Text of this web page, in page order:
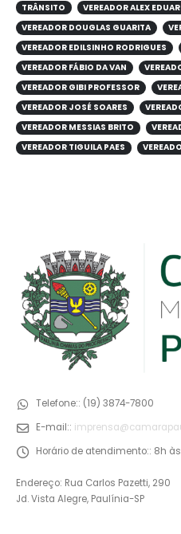
TRÂNSITO
VEREADOR ALEX
VEREADOR DOUGLAS GUARITA
VEREADOR EDILSINHO RODRIGUES
VEREADOR FÁBIO DA VAN
VEREADOR GIBI PROFESSOR
VEREADOR JOSÉ SOARES
VEREADOR MESSIAS BRITO
VEREADOR TIGUILA PAES
Telefone:: (19) 3874-7800
E-mail::
Horário de atendimento:: 8h às
Endereço: Rua Carlos Pazetti, 290
Jd. Vista Alegre, Paulínia-SP